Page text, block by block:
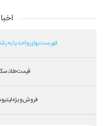
فهرست بهای واحد پایه
قیمت
فروش ویژه